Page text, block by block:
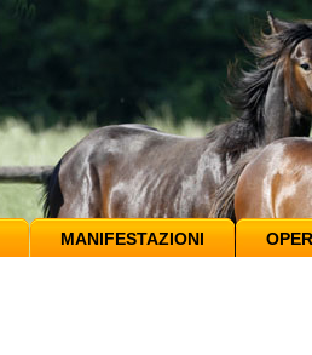
MANIFESTAZIONI